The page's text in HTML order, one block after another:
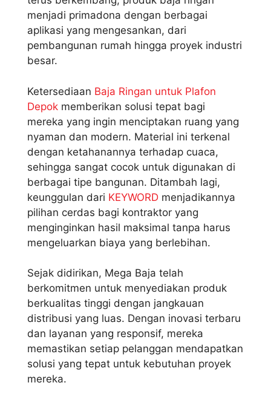
menjadi primadona dengan berbagai
aplikasi yang mengesankan, dari
pembangunan rumah hingga proyek industri
besar.
Ketersediaan Baja Ringan untuk Plafon
Depok memberikan solusi tepat bagi
mereka yang ingin menciptakan ruang yang
nyaman dan modern. Material ini terkenal
dengan ketahanannya terhadap cuaca,
sehingga sangat cocok untuk digunakan di
berbagai tipe bangunan. Ditambah lagi,
keunggulan dari KEYWORD menjadikannya
pilihan cerdas bagi kontraktor yang
menginginkan hasil maksimal tanpa harus
mengeluarkan biaya yang berlebihan.
Sejak didirikan, Mega Baja telah
berkomitmen untuk menyediakan produk
berkualitas tinggi dengan jangkauan
distribusi yang luas. Dengan inovasi terbaru
dan layanan yang responsif, mereka
memastikan setiap pelanggan mendapatkan
solusi yang tepat untuk kebutuhan proyek
mereka.